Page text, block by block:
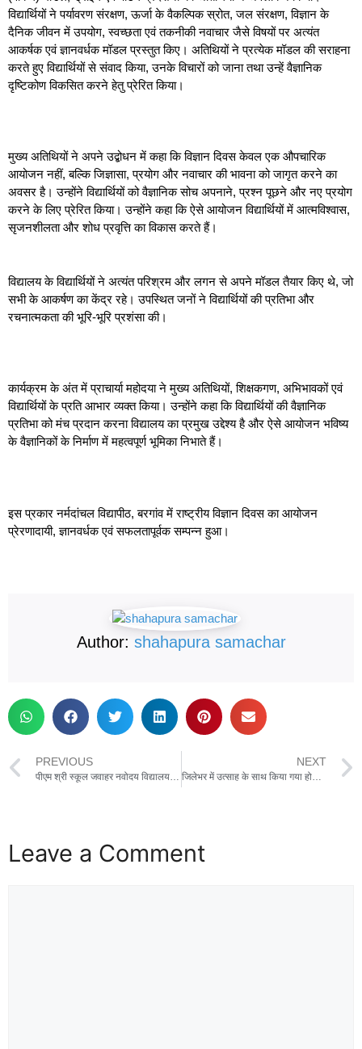
विद्यार्थियों ने पर्यावरण संरक्षण, ऊर्जा के वैकल्पिक स्रोत, जल संरक्षण, विज्ञान के
दैनिक जीवन में उपयोग, स्वच्छता एवं तकनीकी नवाचार जैसे विषयों पर अत्यंत
आकर्षक एवं ज्ञानवर्धक मॉडल प्रस्तुत किए। अतिथियों ने प्रत्येक मॉडल की सराहना
करते हुए विद्यार्थियों से संवाद किया, उनके विचारों को जाना तथा उन्हें वैज्ञानिक
दृष्टिकोण विकसित करने हेतु प्रेरित किया।
मुख्य अतिथियों ने अपने उद्बोधन में कहा कि विज्ञान दिवस केवल एक औपचारिक
आयोजन नहीं, बल्कि जिज्ञासा, प्रयोग और नवाचार की भावना को जागृत करने का
अवसर है। उन्होंने विद्यार्थियों को वैज्ञानिक सोच अपनाने, प्रश्न पूछने और नए प्रयोग
करने के लिए प्रेरित किया। उन्होंने कहा कि ऐसे आयोजन विद्यार्थियों में आत्मविश्वास,
सृजनशीलता और शोध प्रवृत्ति का विकास करते हैं।
विद्यालय के विद्यार्थियों ने अत्यंत परिश्रम और लगन से अपने मॉडल तैयार किए थे, जो
सभी के आकर्षण का केंद्र रहे। उपस्थित जनों ने विद्यार्थियों की प्रतिभा और
रचनात्मकता की भूरि-भूरि प्रशंसा की।
कार्यक्रम के अंत में प्राचार्या महोदया ने मुख्य अतिथियों, शिक्षकगण, अभिभावकों एवं
विद्यार्थियों के प्रति आभार व्यक्त किया। उन्होंने कहा कि विद्यार्थियों की वैज्ञानिक
प्रतिभा को मंच प्रदान करना विद्यालय का प्रमुख उद्देश्य है और ऐसे आयोजन भविष्य
के वैज्ञानिकों के निर्माण में महत्वपूर्ण भूमिका निभाते हैं।
इस प्रकार नर्मदांचल विद्यापीठ, बरगांव में राष्ट्रीय विज्ञान दिवस का आयोजन
प्रेरणादायी, ज्ञानवर्धक एवं सफलतापूर्वक सम्पन्न हुआ।
Author: shahapura samachar
PREVIOUS
पीएम श्री स्कूल जवाहर नवोदय विद्यालय धमनगांव डिंडौरी में राष्ट्रीय विज्ञान दिवस का सफल आयोजन
NEXT
जिलेभर में उत्साह के साथ किया गया होलिका दहन,पुरानी कटुता छोड़ने और रिश्तों में रंग भरने का लोगो ने लिया संकल्प
Leave a Comment